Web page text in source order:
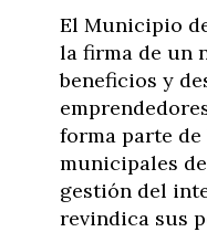
El Municipio
la firma de un
beneficios y
forma parte
municipales
gestión del
revindica sus